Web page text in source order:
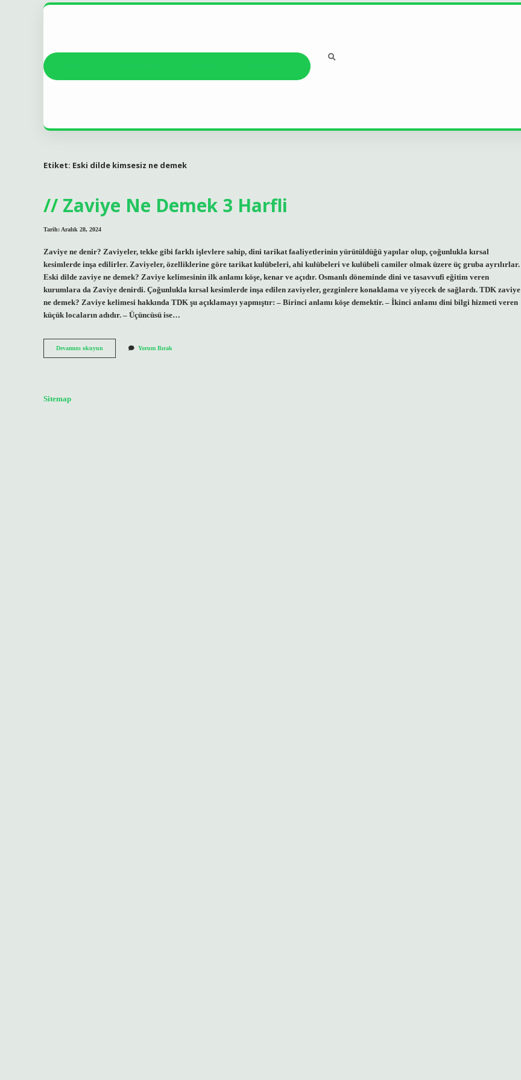
Etiket: Eski dilde kimsesiz ne demek
Zaviye Ne Demek 3 Harfli
Tarih: Aralık 28, 2024
Zaviye ne denir? Zaviyeler, tekke gibi farklı işlevlere sahip, dini tarikat faaliyetlerinin yürütüldüğü yapılar olup, çoğunlukla kırsal
kesimlerde inşa edilirler. Zaviyeler, özelliklerine göre tarikat kulübeleri, ahi kulübeleri ve kulübeli camiler olmak üzere üç gruba ayrılırlar.
Eski dilde zaviye ne demek? Zaviye kelimesinin ilk anlamı köşe, kenar ve açıdır. Osmanlı döneminde dini ve tasavvufi eğitim veren
kurumlara da Zaviye denirdi. Çoğunlukla kırsal kesimlerde inşa edilen zaviyeler, gezginlere konaklama ve yiyecek de sağlardı. TDK zaviye
ne demek? Zaviye kelimesi hakkında TDK şu açıklamayı yapmıştır: – Birinci anlamı köşe demektir. – İkinci anlamı dini bilgi hizmeti veren
küçük locaların adıdır. – Üçüncüsü ise…
Devamını okuyun
Ne
Yorum Bırak
Sitemap